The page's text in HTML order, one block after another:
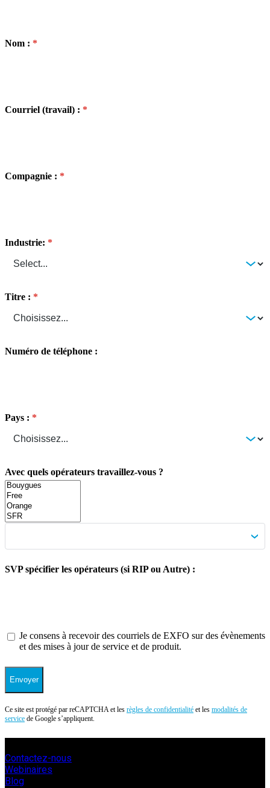
Nom :
Courriel (travail) :
Compagnie :
Industrie:
Titre :
Numéro de téléphone :
Pays :
Avec quels opérateurs travaillez-vous ?
SVP spécifier les opérateurs (si RIP ou Autre) :
Je consens à recevoir des courriels de EXFO sur des évènements
et des mises à jour de service et de produit.
Envoyer
Ce site est protégé par reCAPTCHA et les règles de confidentialité et les modalités de
service de Google s’appliquent.
Contactez-nous
Webinaires
Blog